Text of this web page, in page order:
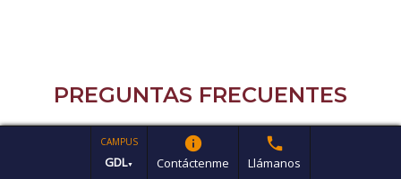
CAMPUS
GDL▼
info
Contáctenme
phone
Llámanos
PREGUNTAS FRECUENTES
¿Qué posgrados ofrece la UAG?